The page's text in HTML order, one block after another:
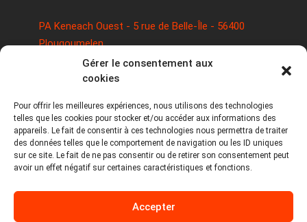
Gérer le consentement aux
cookies
Pour offrir les meilleures expériences, nous utilisons des technologies
telles que les cookies pour stocker et/ou accéder aux informations des
appareils. Le fait de consentir à ces technologies nous permettra de traiter
des données telles que le comportement de navigation ou les ID uniques
sur ce site. Le fait de ne pas consentir ou de retirer son consentement peut
avoir un effet négatif sur certaines caractéristiques et fonctions.
Accepter
PA Keneach Ouest - 5 rue de Belle-Île - 56400
Plougoumelen
contact@logiciels-etiquettes.com
09 71 37 25 93
Copyright © 2026 Tous droits réservés -